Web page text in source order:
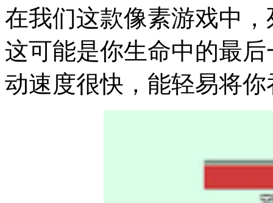
在我们这款像素游戏中
这可能是你生命中的最
动速度很快，能轻易将